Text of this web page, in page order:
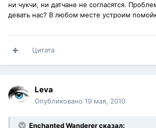
ни чукчи, ни датчане не согласятся.
девать нас? В любом месте устроим
Цитата
Leva
Опубликовано 19 мая, 2010
Enchanted Wanderer сказал: